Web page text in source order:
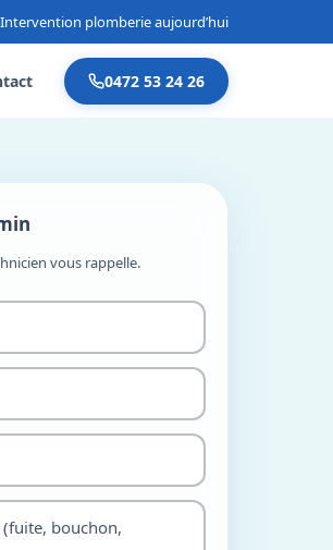
Intervention plomberie aujourd’hui
0472 53 24 26
vous rappelle.